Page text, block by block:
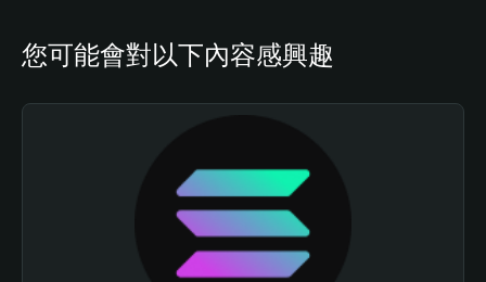
您可能會對以下內容感興趣